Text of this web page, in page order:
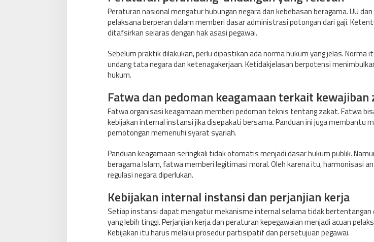
Peraturan nasional mengatur hubungan negara dan kebebasan beragama. UU
pelaksana berperan dalam memberi dasar administrasi potongan dari gaji.
ditafsirkan selaras dengan hak asasi pegawai.
Sebelum praktik dilakukan, perlu dipastikan ada norma hukum yang jelas. Norma
undang tata negara dan ketenagakerjaan. Ketidakjelasan berpotensi
hukum.
Fatwa dan pedoman keagamaan terkait kewajiban
Fatwa organisasi keagamaan memberi pedoman teknis tentang zakat. Fatwa
kebijakan internal instansi jika disepakati bersama. Panduan ini juga membantu
pemotongan memenuhi syarat syariah.
Panduan keagamaan seringkali tidak otomatis menjadi dasar hukum publik.
beragama Islam, fatwa memberi legitimasi moral. Oleh karena itu, harmonisasi
regulasi negara diperlukan.
Kebijakan internal instansi dan perjanjian kerja
Setiap instansi dapat mengatur mekanisme internal selama tidak bertentangan
yang lebih tinggi. Perjanjian kerja dan peraturan kepegawaian menjadi acuan
Kebijakan itu harus melalui prosedur partisipatif dan persetujuan pegawai.